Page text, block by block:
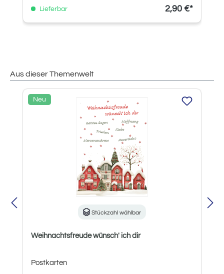
Lieferbar 2,90 €*
Aus dieser Themenwelt
Produktgalerie überspringen
Neu
Stückzahl wählbar
Weihnachtsfreude wünsch' ich dir
Postkarten